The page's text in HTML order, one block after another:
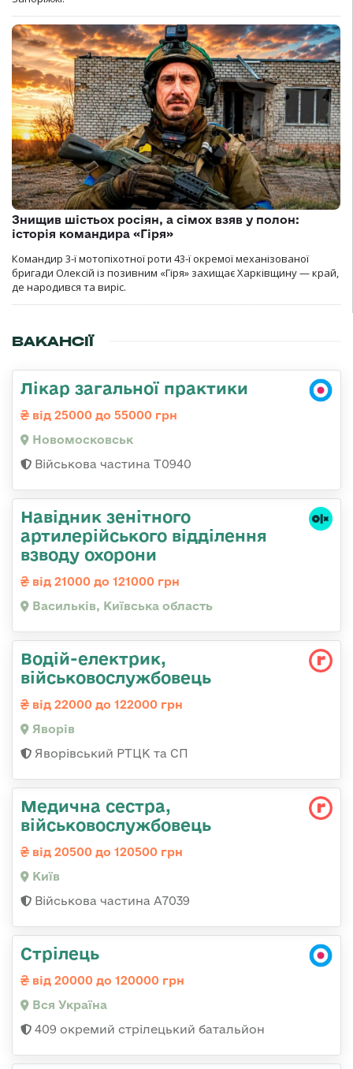
Знищив шістьох росіян, а сімох взяв у полон:
історія командира «Гіря»
Командир 3-ї мотопіхотної роти 43-ї окремої механізованої
бригади Олексій із позивним «Гіря» захищає Харківщину — край,
де народився та виріс.
ВАКАНСІЇ
Лікар загальної практики
від 25000 до 55000 грн
Новомосковськ
Військова частина Т0940
Навідник зенітного
артилерійського відділення
взводу охорони
від 21000 до 121000 грн
Васильків, Київська область
Водій-електрик,
військовослужбовець
від 22000 до 122000 грн
Яворів
Яворівський РТЦК та СП
Медична сестра,
військовослужбовець
від 20500 до 120500 грн
Київ
Військова частина А7039
Стрілець
від 20000 до 120000 грн
Вся Україна
409 окремий стрілецький батальйон